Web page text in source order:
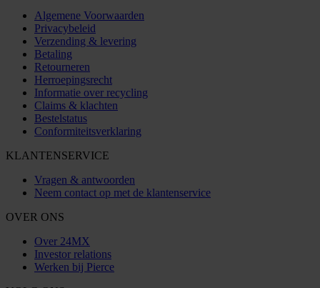
Algemene Voorwaarden
Privacybeleid
Verzending & levering
Betaling
Retourneren
Herroepingsrecht
Informatie over recycling
Claims & klachten
Bestelstatus
Conformiteitsverklaring
KLANTENSERVICE
Vragen & antwoorden
Neem contact op met de klantenservice
OVER ONS
Over 24MX
Investor relations
Werken bij Pierce